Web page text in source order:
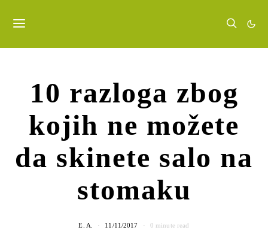
10 razloga zbog
kojih ne možete
da skinete salo na
stomaku
E. A. 11/11/2017 0 minute read